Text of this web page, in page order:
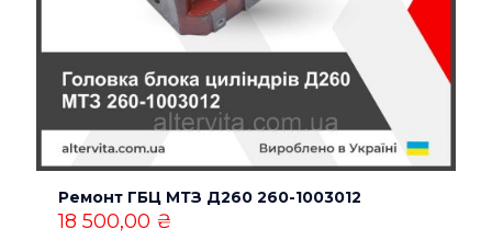
Ремонт ГБЦ МТЗ Д260 260-1003012
18 500,00 ₴